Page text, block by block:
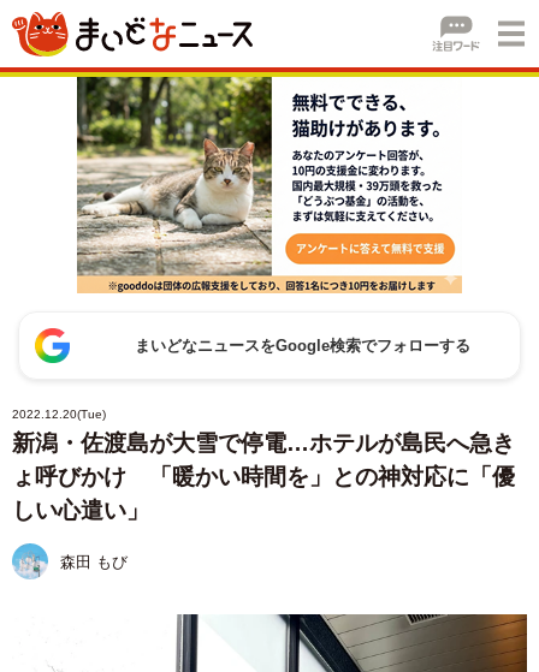
まいどなニュースをGoogle検索でフォローする
2022.12.20(Tue)
新潟・佐渡島が大雪で停電…ホテルが島民へ急き
ょ呼びかけ 「暖かい時間を」との神対応に「優
しい心遣い」
森田 もび